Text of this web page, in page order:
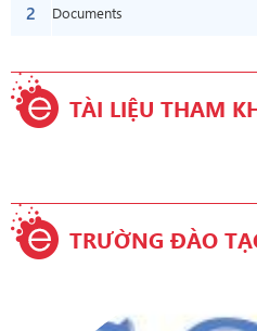
Twelve: Wrapping Up
2 Documents
TÀI LIỆU THAM
TRƯỜNG ĐÀO